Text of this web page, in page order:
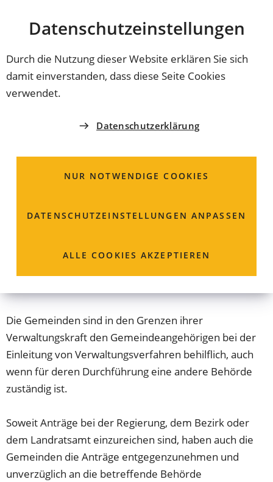
Datenschutz­einstellungen
Durch die Nutzung dieser Website erklären Sie sich
damit einverstanden, dass diese Seite Cookies
verwendet.
Datenschutzerklärung
NUR NOTWENDIGE COOKIES
DATENSCHUTZ­EINSTELLUNGEN ANPASSEN
ALLE COOKIES AKZEPTIEREN
INHALT ANSPRINGEN
Coburg
AMT FÜR DIGITALISIERUNG UND
KOMMUNIKATION
Antragsservice;
Unterstützung durch
Gemeinde
Die Gemeinden sind in den Grenzen ihrer
Verwaltungskraft den Gemeindeangehörigen bei der
Einleitung von Verwaltungsverfahren behilflich, auch
wenn für deren Durchführung eine andere Behörde
zuständig ist.
Soweit Anträge bei der Regierung, dem Bezirk oder
dem Landratsamt einzureichen sind, haben auch die
Gemeinden die Anträge entgegenzunehmen und
unverzüglich an die betreffende Behörde